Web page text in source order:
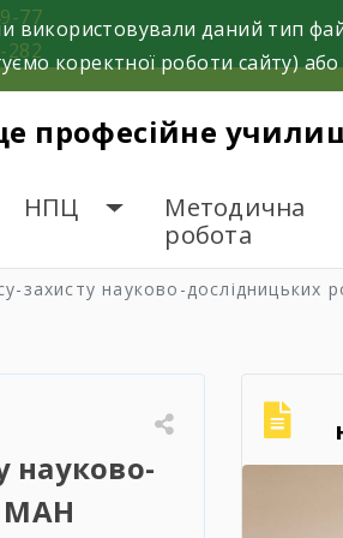
77
282
професійне
НПЦ
Методична
робота
захисту науково-дослідницьких
науково-
МАН
даний тип
коректної роботи сайту)